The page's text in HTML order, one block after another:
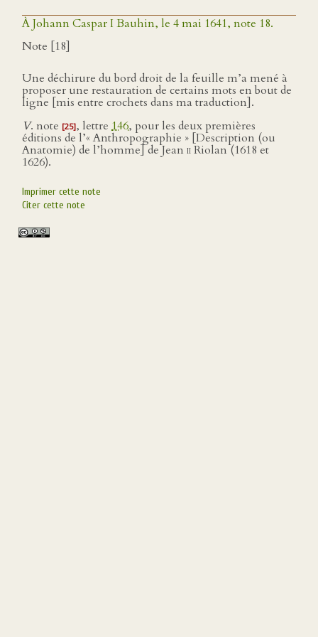
À Johann Caspar I Bauhin, le 4 mai 1641, note 18.
Note [18]
Une déchirure du bord droit de la feuille m’a mené à
proposer une restauration de certains mots en bout de
ligne [mis entre crochets dans ma traduction].
V. note [25], lettre 146, pour les deux premières
éditions de l’« Anthropographie » [Description (ou
Anatomie) de l’homme] de Jean iiRiolan (1618 et
1626).
Imprimer cette note
Citer cette note